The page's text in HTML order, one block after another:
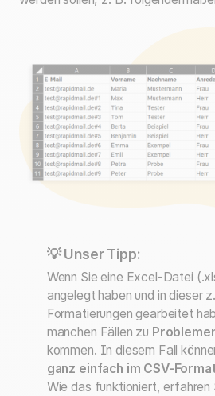
💡 Unser Tipp:
Wenn Sie eine Excel-Datei
angelegt haben und in dieser
Formatierungen gearbeitet
manchen Fällen zu
kommen. In diesem Fall
ganz einfach im CSV-
Wie das funktioniert, erfahren